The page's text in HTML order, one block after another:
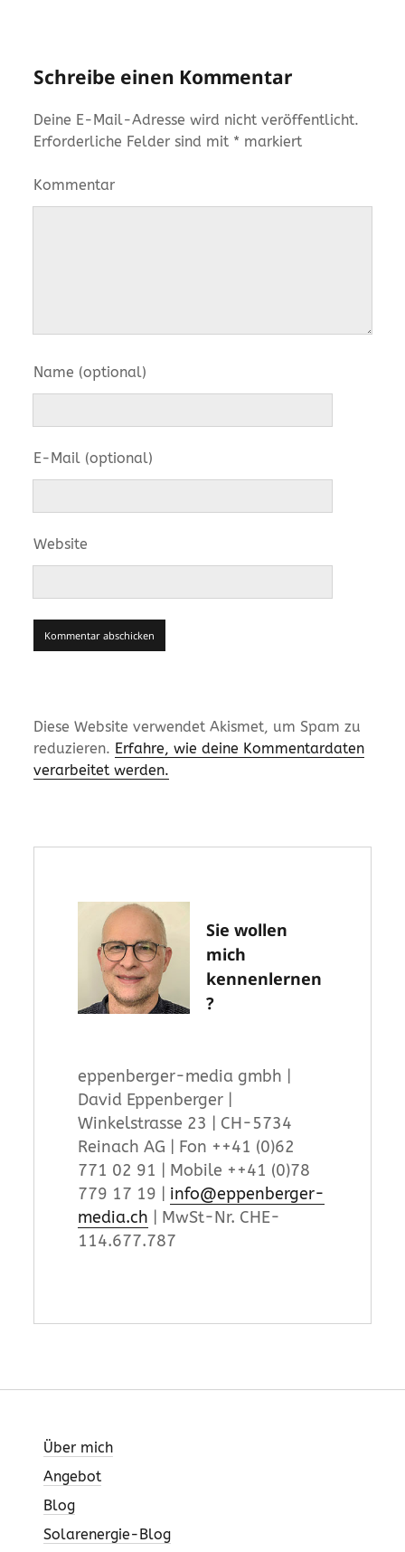
Schreibe einen Kommentar
Deine E-Mail-Adresse wird nicht veröffentlicht.
Erforderliche Felder sind mit * markiert
Kommentar
Name (optional)
E-Mail (optional)
Website
Diese Website verwendet Akismet, um Spam zu
reduzieren. Erfahre, wie deine Kommentardaten
verarbeitet werden.
Sie wollen
mich
kennenlernen
?
eppenberger-media gmbh |
David Eppenberger |
Winkelstrasse 23 | CH-5734
Reinach AG | Fon ++41 (0)62
771 02 91 | Mobile ++41 (0)78
779 17 19 | info@eppenberger-
media.ch | MwSt-Nr. CHE-
114.677.787
Über mich
Angebot
Blog
Solarenergie-Blog